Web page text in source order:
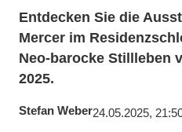
Entdecken Sie die
Mercer im
Neo-barocke Stillleben
2025.
Stefan Weber24.05.2025,